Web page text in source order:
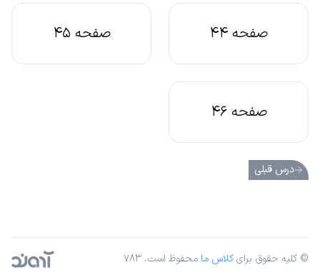
صفحه 44 صفحه 45
صفحه 46
درس قبلی
© کلیه حقوق برایکلاس ما محفوظ است. ۷۸۳